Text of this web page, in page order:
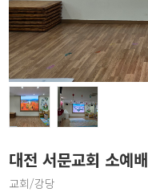
대전 서문교회 소예
교회/강당